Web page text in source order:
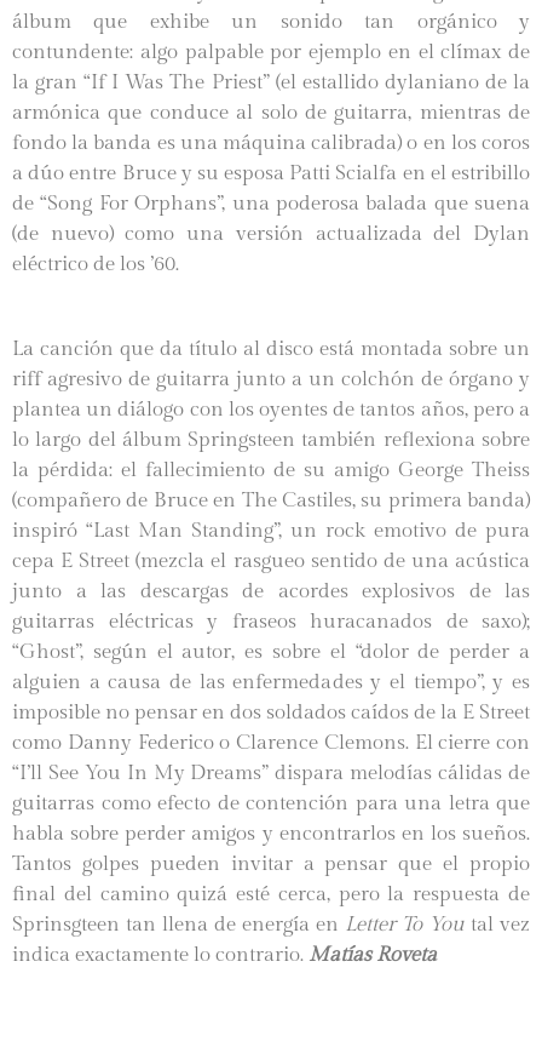
álbum que exhibe un sonido tan orgánico y
contundente: algo palpable por ejemplo en el clímax de
la gran “If I Was The Priest” (el estallido dylaniano de la
armónica que conduce al solo de guitarra, mientras de
fondo la banda es una máquina calibrada) o en los coros
a dúo entre Bruce y su esposa Patti Scialfa en el estribillo
de “Song For Orphans”, una poderosa balada que suena
(de nuevo) como una versión actualizada del Dylan
eléctrico de los ’60.
La canción que da título al disco está montada sobre un
riff agresivo de guitarra junto a un colchón de órgano y
plantea un diálogo con los oyentes de tantos años, pero a
lo largo del álbum Springsteen también reflexiona sobre
la pérdida: el fallecimiento de su amigo George Theiss
(compañero de Bruce en The Castiles, su primera banda)
inspiró “Last Man Standing”, un rock emotivo de pura
cepa E Street (mezcla el rasgueo sentido de una acústica
junto a las descargas de acordes explosivos de las
guitarras eléctricas y fraseos huracanados de saxo);
“Ghost”, según el autor, es sobre el “dolor de perder a
alguien a causa de las enfermedades y el tiempo”, y es
imposible no pensar en dos soldados caídos de la E Street
como Danny Federico o Clarence Clemons. El cierre con
“I’ll See You In My Dreams” dispara melodías cálidas de
guitarras como efecto de contención para una letra que
habla sobre perder amigos y encontrarlos en los sueños.
Tantos golpes pueden invitar a pensar que el propio
final del camino quizá esté cerca, pero la respuesta de
Sprinsgteen tan llena de energía en Letter To You tal vez
indica exactamente lo contrario. Matías Roveta